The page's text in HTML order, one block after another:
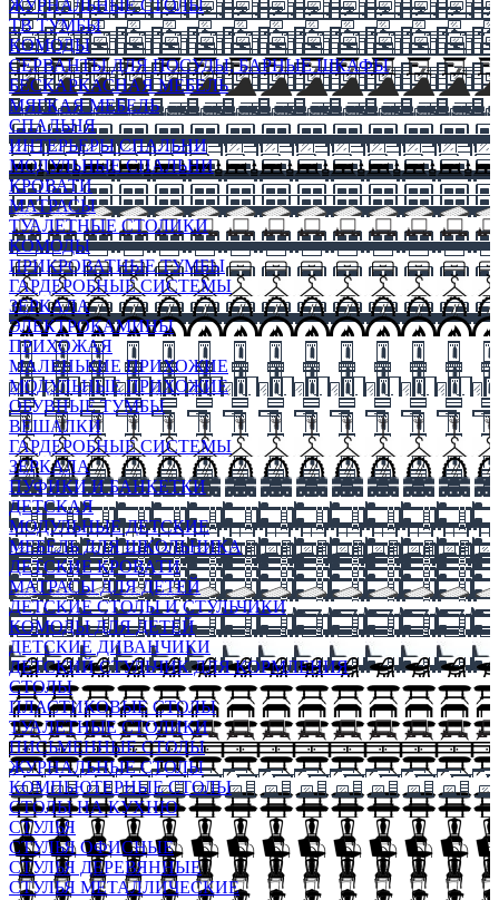
ЖУРНАЛЬНЫЕ СТОЛЫ
ТВ ТУМБЫ
КОМОДЫ
СЕРВАНТЫ ДЛЯ ПОСУДЫ, БАРНЫЕ ШКАФЫ
БЕСКАРКАСНАЯ МЕБЕЛЬ
МЯГКАЯ МЕБЕЛЬ
СПАЛЬНЯ
ИНТЕРЬЕРЫ СПАЛЬНИ
МОДУЛЬНЫЕ СПАЛЬНИ
КРОВАТИ
МАТРАСЫ
ТУАЛЕТНЫЕ СТОЛИКИ
КОМОДЫ
ПРИКРОВАТНЫЕ ТУМБЫ
ГАРДЕРОБНЫЕ СИСТЕМЫ
ЗЕРКАЛА
ЭЛЕКТРОКАМИНЫ
ПРИХОЖАЯ
МАЛЕНЬКИЕ ПРИХОЖИЕ
МОДУЛЬНЫЕ ПРИХОЖИЕ
ОБУВНЫЕ ТУМБЫ
ВЕШАЛКИ
ГАРДЕРОБНЫЕ СИСТЕМЫ
ЗЕРКАЛА
ПУФИКИ И БАНКЕТКИ
ДЕТСКАЯ
МОДУЛЬНЫЕ ДЕТСКИЕ
МЕБЕЛЬ ДЛЯ ШКОЛЬНИКА
ДЕТСКИЕ КРОВАТИ
МАТРАСЫ ДЛЯ ДЕТЕЙ
ДЕТСКИЕ СТОЛЫ И СТУЛЬЧИКИ
КОМОДЫ ДЛЯ ДЕТЕЙ
ДЕТСКИЕ ДИВАНЧИКИ
ДЕТСКИЙ СТУЛЬЧИК ДЛЯ КОРМЛЕНИЯ
СТОЛЫ
ПЛАСТИКОВЫЕ СТОЛЫ
ТУАЛЕТНЫЕ СТОЛИКИ
ПИСЬМЕННЫЕ СТОЛЫ
ЖУРНАЛЬНЫЕ СТОЛЫ
КОМПЬЮТЕРНЫЕ СТОЛЫ
СТОЛЫ НА КУХНЮ
СТУЛЬЯ
СТУЛЬЯ ОФИСНЫЕ
СТУЛЬЯ ДЕРЕВЯННЫЕ
СТУЛЬЯ МЕТАЛЛИЧЕСКИЕ